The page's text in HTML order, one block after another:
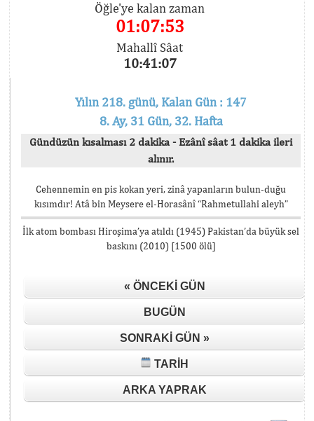
Öğle'ye kalan zaman
01:07:53
Mahallî Sâat
10:41:07
Yılın 218. günü, Kalan Gün : 147
8. Ay, 31 Gün, 32. Hafta
Gündüzün kısalması 2 dakika - Ezânî sâat 1 dakika ileri
alınır.
Cehennemin en pis kokan yeri, zinâ yapanların bulun-duğu
kısımdır! Atâ bin Meysere el-Horasânî “Rahmetullahi aleyh”
İlk atom bombası Hiroşima’ya atıldı (1945) Pakistan’da büyük sel
baskını (2010) [1500 ölü]
« ÖNCEKI GÜN
BUGÜN
SONRAKI GÜN »
TARIH
ARKA YAPRAK